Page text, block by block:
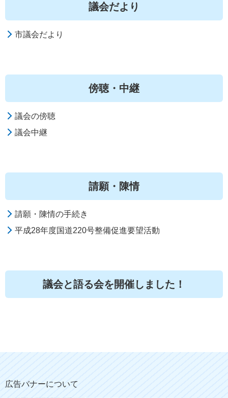
議会だより
市議会だより
傍聴・中継
議会の傍聴
議会中継
請願・陳情
請願・陳情の手続き
平成28年度国道220号整備促進要望活動
議会と語る会を開催しました！
広告バナーについて